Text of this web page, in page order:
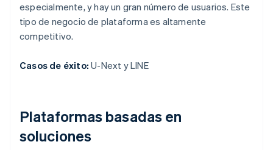
especialmente, y hay un gran número de usuarios. Este
tipo de negocio de plataforma es altamente
competitivo.
Casos de éxito: U-Next y LINE
Plataformas basadas en
soluciones